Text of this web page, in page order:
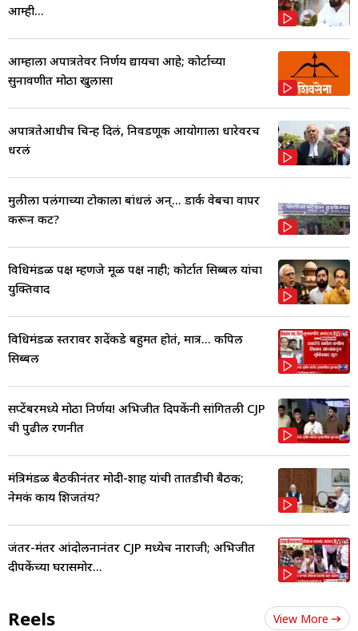
आम्ही...
आम्हाला अपात्रतेवर निर्णय द्यायचा आहे; कोर्टाच्या
सुनावणीत मोठा खुलासा
अपात्रतेआधीच चिन्ह दिलं, निवडणूक आयोगाला धारेवरच
धरलं
मुलीला पलंगाच्या टोकाला बांधलं अन्... डार्क वेबचा वापर
करून कट?
विधिमंडळ पक्ष म्हणजे मूळ पक्ष नाही; कोर्टात सिब्बल यांचा
युक्तिवाद
विधिमंडळ स्तरावर शिंदेंकडे बहुमत होतं, मात्र... कपिल
सिब्बल
सप्टेंबरमध्ये मोठा निर्णय! अभिजीत दिपकेंनी सांगितली CJP
ची पुढील रणनीत
मंत्रिमंडळ बैठकीनंतर मोदी-शाह यांची तातडीची बैठक;
नेमकं काय शिजतंय?
जंतर-मंतर आंदोलनानंतर CJP मध्येच नाराजी; अभिजीत
दीपकेंच्या घरासमोर...
Reels View More